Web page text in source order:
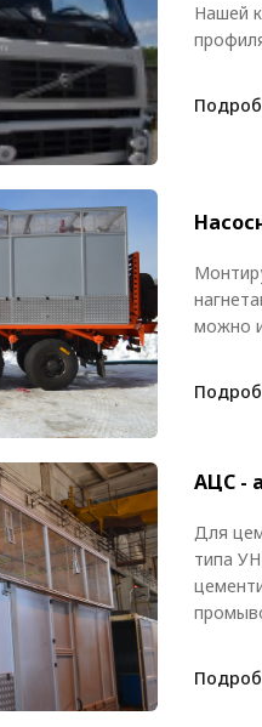
Нашей
можно
АЦС -
Для
типа